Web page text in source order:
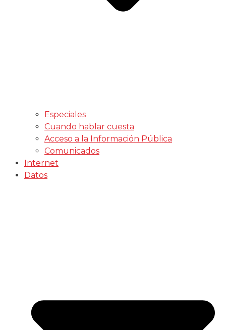
Especiales
Cuando hablar cuesta
Acceso a la Información Pública
Comunicados
Internet
Datos